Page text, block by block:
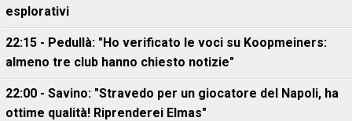
esplorativi
22:15 - Pedullà: "Ho verificato le voci su Koopmeiners:
almeno tre club hanno chiesto notizie"
22:00 - Savino: "Stravedo per un giocatore del Napoli, ha
ottime qualità! Riprenderei Elmas"